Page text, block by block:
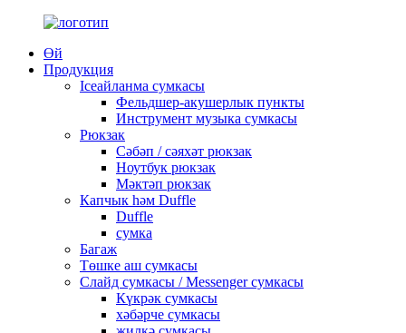
Өй
Продукция
Iceайланма сумкасы
Фельдшер-акушерлык пункты
Инструмент музыка сумкасы
Рюкзак
Сәбәп / сәяхәт рюкзак
Ноутбук рюкзак
Мәктәп рюкзак
Капчык һәм Duffle
Duffle
сумка
Багаж
Төшке аш сумкасы
Слайд сумкасы / Messenger сумкасы
Күкрәк сумкасы
хәбәрче сумкасы